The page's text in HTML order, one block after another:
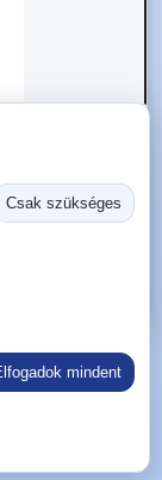
Csak szükséges
mindent